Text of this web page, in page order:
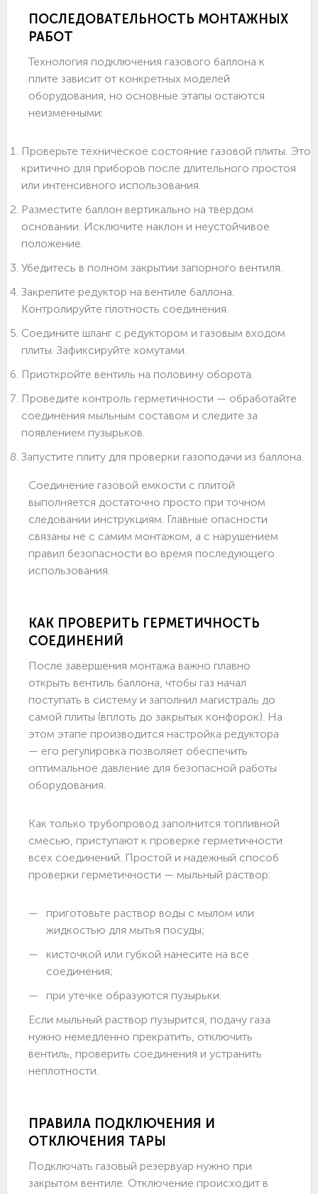
ПОСЛЕДОВАТЕЛЬНОСТЬ МОНТАЖНЫХ
РАБОТ
Технология подключения газового баллона к
плите зависит от конкретных моделей
оборудования, но основные этапы остаются
неизменными:
Проверьте техническое состояние газовой плиты. Это
критично для приборов после длительного простоя
или интенсивного использования.
Разместите баллон вертикально на твердом
основании. Исключите наклон и неустойчивое
положение.
Убедитесь в полном закрытии запорного вентиля.
Закрепите редуктор на вентиле баллона.
Контролируйте плотность соединения.
Соедините шланг с редуктором и газовым входом
плиты. Зафиксируйте хомутами.
Приоткройте вентиль на половину оборота.
Проведите контроль герметичности — обработайте
соединения мыльным составом и следите за
появлением пузырьков.
Запустите плиту для проверки газоподачи из баллона.
Соединение газовой емкости с плитой
выполняется достаточно просто при точном
следовании инструкциям. Главные опасности
связаны не с самим монтажом, а с нарушением
правил безопасности во время последующего
использования.
КАК ПРОВЕРИТЬ ГЕРМЕТИЧНОСТЬ
СОЕДИНЕНИЙ
После завершения монтажа важно плавно
открыть вентиль баллона, чтобы газ начал
поступать в систему и заполнил магистраль до
самой плиты (вплоть до закрытых конфорок). На
этом этапе производится настройка редуктора
— его регулировка позволяет обеспечить
оптимальное давление для безопасной работы
оборудования.
Как только трубопровод заполнится топливной
смесью, приступают к проверке герметичности
всех соединений. Простой и надежный способ
проверки герметичности — мыльный раствор:
приготовьте раствор воды с мылом или
жидкостью для мытья посуды;
кисточкой или губкой нанесите на все
соединения;
при утечке образуются пузырьки.
Если мыльный раствор пузырится, подачу газа
нужно немедленно прекратить, отключить
вентиль, проверить соединения и устранить
неплотности.
ПРАВИЛА ПОДКЛЮЧЕНИЯ И
ОТКЛЮЧЕНИЯ ТАРЫ
Подключать газовый резервуар нужно при
закрытом вентиле. Отключение происходит в